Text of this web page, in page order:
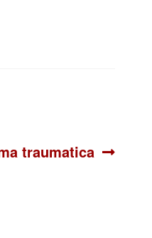
traumatica